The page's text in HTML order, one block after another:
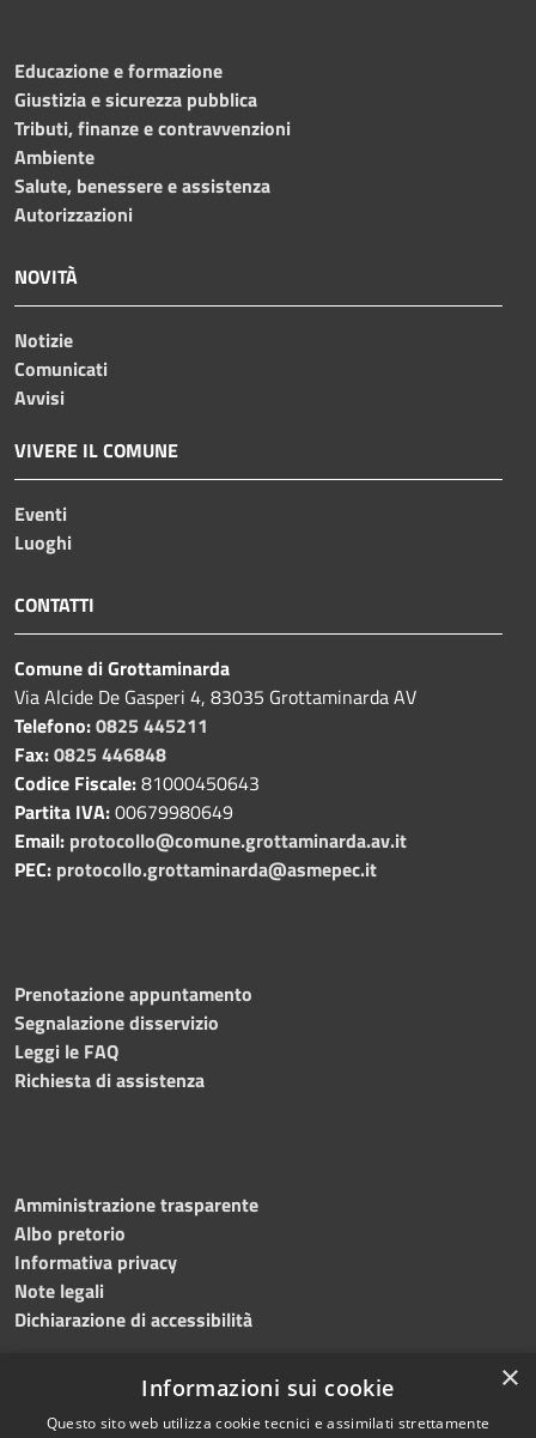
Educazione e formazione
Giustizia e sicurezza pubblica
Tributi, finanze e contravvenzioni
Ambiente
Salute, benessere e assistenza
Autorizzazioni
NOVITÀ
Notizie
Comunicati
Avvisi
VIVERE IL COMUNE
Eventi
Luoghi
CONTATTI
Comune di Grottaminarda
Via Alcide De Gasperi 4, 83035 Grottaminarda AV
Telefono:0825 445211
Fax:0825 446848
Codice Fiscale:81000450643
Partita IVA:00679980649
Email: protocollo@comune.grottaminarda.av.it
PEC: protocollo.grottaminarda@asmepec.it
Prenotazione appuntamento
Segnalazione disservizio
Leggi le FAQ
Richiesta di assistenza
Amministrazione trasparente
Albo pretorio
Informativa privacy
Note legali
Dichiarazione di accessibilità
×
Informazioni sui cookie
Questo sito web utilizza cookie tecnici e assimilati strettamente